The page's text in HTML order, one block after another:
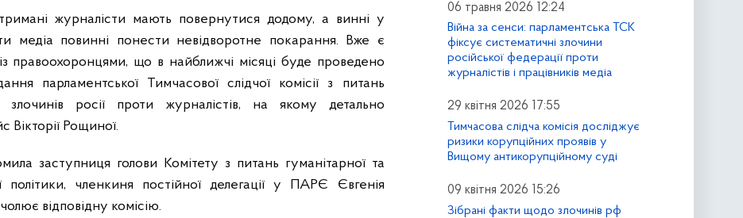
журналісти мають повернутися додому, а винні у
медіа повинні понести невідворотне покарання. Вже є
правоохоронцями, що в найближчі місяці буде проведено
парламентської Тимчасової слідчої комісії з питань
злочинів росії проти журналістів, на якому детально
Вікторії Рощиної.
заступниця голови Комітету з питань гуманітарної та
політики, членкиня постійної делегації у ПАРЄ Євгенія
відповідну комісію.
06 травня 2026 12:24
Війна за сенси: парламентська ТСК
фіксує систематичні злочини
російської федерації проти
журналістів і працівників медіа
29 квітня 2026 17:55
Тимчасова слідча комісія досліджує
ризики корупційних проявів у
Вищому антикорупційному суді
09 квітня 2026 15:26
Зібрані факти щодо злочинів рф